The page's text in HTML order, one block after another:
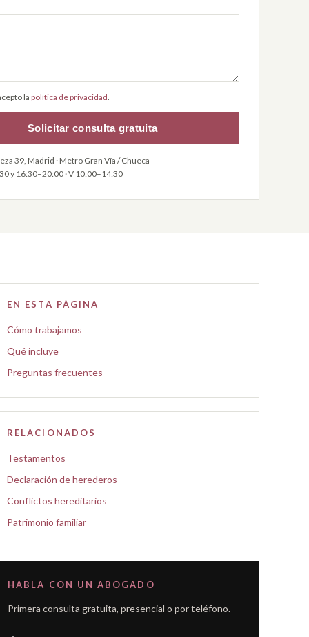
lapolítica de privacidad.
Solicitar consulta gratuita
39, Madrid · Metro Gran Vía / Chueca
y 16:30–20:00 · V 10:00–14:30
EN ESTA PÁGINA
Cómo trabajamos
Qué incluye
Preguntas frecuentes
RELACIONADOS
Testamentos
Declaración de herederos
Conflictos hereditarios
Patrimonio familiar
HABLA CON UN ABOGADO
Primera consulta gratuita, presencial o por teléfono.